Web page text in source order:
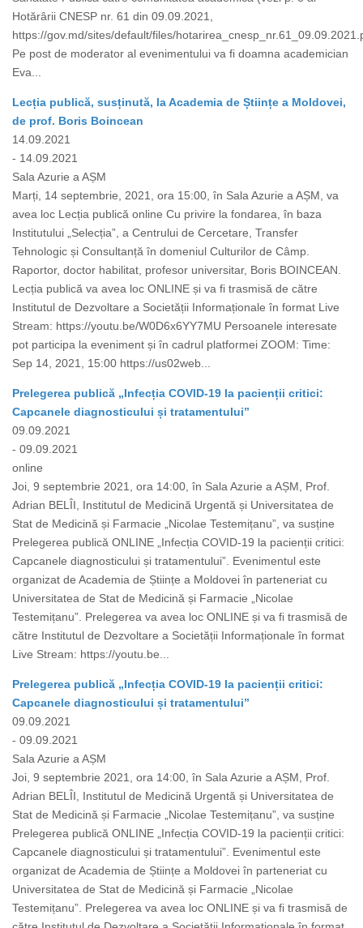
Hotărârii CNESP nr. 61 din 09.09.2021,
https://gov.md/sites/default/files/
Pe post de moderator al evenimentului va fi doamna academician
Eva...
Lecția publică, susținută, la Academia de Științe a Moldovei,
de prof. Boris Boincean
14.09.2021
- 14.09.2021
Sala Azurie a AȘM
Marți, 14 septembrie, 2021, ora 15:00, în Sala Azurie a AȘM, va
avea loc Lecția publică online Cu privire la fondarea, în baza
Institutului „Selecția”, a Centrului de Cercetare, Transfer
Tehnologic și Consultanță în domeniul Culturilor de Câmp.
Raportor, doctor habilitat, profesor universitar, Boris BOINCEAN.
Lecția publică va avea loc ONLINE și va fi trasmisă de către
Institutul de Dezvoltare a Societății Informaționale în format Live
Stream: https://youtu.be/W0D6x6YY7MU Persoanele interesate
pot participa la eveniment și în cadrul platformei ZOOM: Time:
Sep 14, 2021, 15:00 https://us02web...
Prelegerea publică „Infecția COVID-19 la pacienții critici:
Capcanele diagnosticului și tratamentului”
09.09.2021
- 09.09.2021
online
Joi, 9 septembrie 2021, ora 14:00, în Sala Azurie a AȘM, Prof.
Adrian BELÎI, Institutul de Medicină Urgentă și Universitatea de
Stat de Medicină și Farmacie „Nicolae Testemițanu”, va susține
Prelegerea publică ONLINE „Infecția COVID-19 la pacienții critici:
Capcanele diagnosticului și tratamentului”. Evenimentul este
organizat de Academia de Științe a Moldovei în parteneriat cu
Universitatea de Stat de Medicină și Farmacie „Nicolae
Testemițanu”. Prelegerea va avea loc ONLINE și va fi trasmisă de
către Institutul de Dezvoltare a Societății Informaționale în format
Live Stream: https://youtu.be...
Prelegerea publică „Infecția COVID-19 la pacienții critici:
Capcanele diagnosticului și tratamentului”
09.09.2021
- 09.09.2021
Sala Azurie a AȘM
Joi, 9 septembrie 2021, ora 14:00, în Sala Azurie a AȘM, Prof.
Adrian BELÎI, Institutul de Medicină Urgentă și Universitatea de
Stat de Medicină și Farmacie „Nicolae Testemițanu”, va susține
Prelegerea publică ONLINE „Infecția COVID-19 la pacienții critici:
Capcanele diagnosticului și tratamentului”. Evenimentul este
organizat de Academia de Științe a Moldovei în parteneriat cu
Universitatea de Stat de Medicină și Farmacie „Nicolae
Testemițanu”. Prelegerea va avea loc ONLINE și va fi trasmisă de